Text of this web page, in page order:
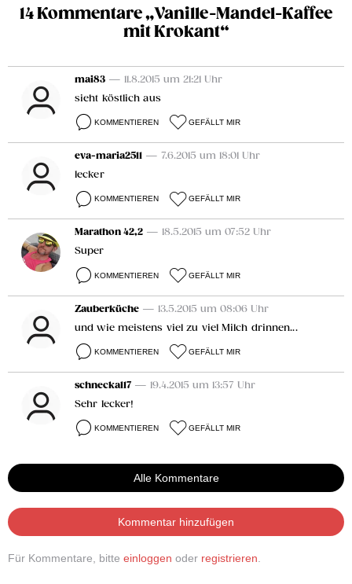
14 Kommentare „Vanille-Mandel-Kaffee
mit Krokant“
mai83 — 11.8.2015 um 21:21 Uhr
sieht köstlich aus
KOMMENTIEREN GEFÄLLT MIR
eva-maria2511 — 7.6.2015 um 18:01 Uhr
lecker
KOMMENTIEREN GEFÄLLT MIR
Marathon 42,2 — 18.5.2015 um 07:52 Uhr
Super
KOMMENTIEREN GEFÄLLT MIR
Zauberküche — 13.5.2015 um 08:06 Uhr
und wie meistens viel zu viel Milch drinnen...
KOMMENTIEREN GEFÄLLT MIR
schneckal17 — 19.4.2015 um 13:57 Uhr
Sehr lecker!
KOMMENTIEREN GEFÄLLT MIR
Alle Kommentare
Kommentar hinzufügen
Für Kommentare, bitte einloggen oder registrieren